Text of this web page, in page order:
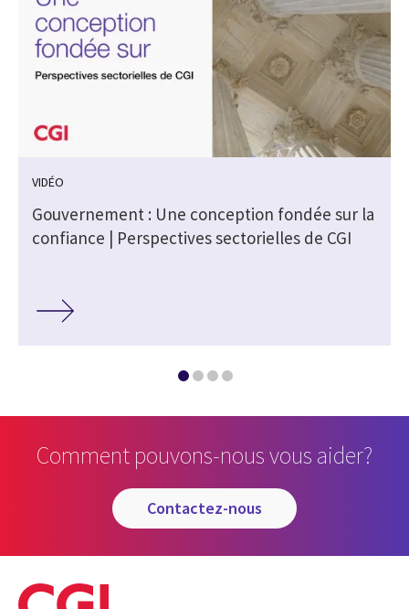
VIDÉO
Gouvernement : Une conception fondée sur la
confiance | Perspectives sectorielles de CGI
Comment pouvons-nous vous aider?
contactez-nous